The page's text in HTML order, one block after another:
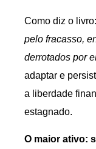
Como diz o livro:
pelo fracasso,
derrotados por
adaptar e
a liberdade
estagnado.
O maior ativo: